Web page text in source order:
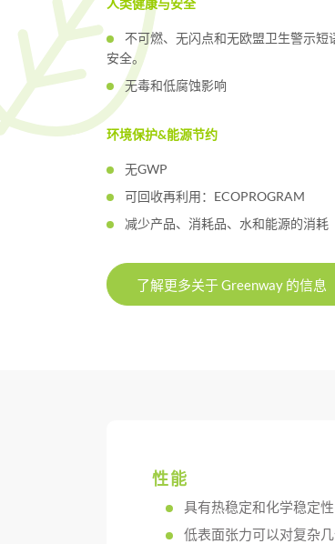
人类健康与安全
不可燃、无闪点和无欧盟卫生警示
安全。
无毒和低腐蚀影响
环境保护&能源节约
无GWP
可回收再利用：ECOPROGRAM
减少产品、消耗品、水和能源的消耗
了解更多关于 Greenway 的信息
性能
具有热稳定和化学稳定性
低表面张力可以对复杂